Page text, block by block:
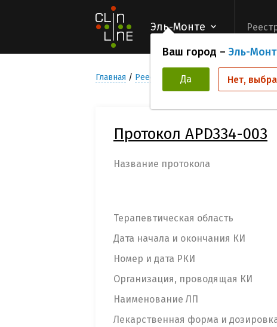
Эль-Монте
Ваш город – Эль-
Да Нет,
Главная Реестр Клинических исследований
Протокол APD334-003
Название протокола
Терапевтическая область
Дата начала и окончания КИ
Номер и дата РКИ
Организация, проводящая КИ
Наименование ЛП
Лекарственная форма и